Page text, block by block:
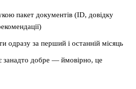
пакет документів (ID, довідку
одразу за перший і останній місяць
занадто добре — ймовірно, це